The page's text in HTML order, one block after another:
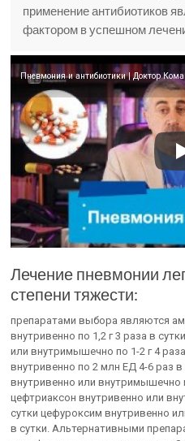
применение антибиотиков
фактором в успешном
Пневмония и антибиотики | Доктор
Лечение пневмонии
степени тяжести:
препаратами выбора являются
внутривенно по 1,2 г 3 раза в
или внутримышечно по 1-2 г 4
внутривенно по 2 млн ЕД 4-6 раз
внутривенно или внутримышечно
цефтриаксон внутривенно или
сутки цефуроксим внутривенно
в сутки. Альтернативными